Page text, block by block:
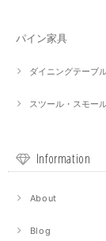
パイン家具
ダイニングテーブ
スツール・スモー
Information
About
Blog